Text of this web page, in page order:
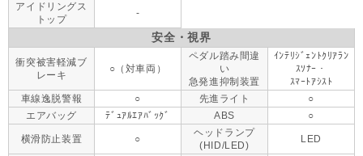
アイドリングス
トップ
-
安全・視界
衝突被害軽減ブ
レーキ
○（対車両）
ペダル踏み間違
い
急発進抑制装置
ｲﾝﾃﾘｼﾞｪﾝﾄｸﾘｱﾗﾝ
ｽｿﾅｰ・
ｽﾏｰﾄｱｼｽﾄ
車線逸脱警報
○ 先進ライト
○
エアバッグ
ﾃﾞｭｱﾙｴｱﾊﾞｯｸﾞ ABS ○
横滑防止装置 ○
ヘッドランプ
(HID/LED)
LED